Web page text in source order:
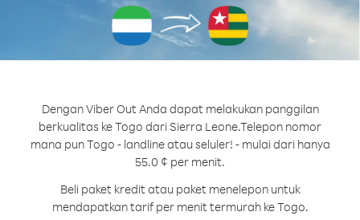
Dengan Viber Out Anda dapat melakukan panggilan
berkualitas ke Togo dari Sierra Leone.Telepon nomor
mana pun Togo - landline atau seluler! - mulai dari hanya
55.0 ¢ per menit.
Beli paket kredit atau paket menelepon untuk
mendapatkan tarif per menit termurah ke Togo.